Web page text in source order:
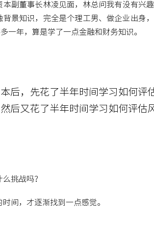
副董事长林凌见面，林总问我有没有兴
景知识，完全是个理工男、做企业出身
一年，算是学了一点金融和财务知识。
后，先花了半年时间学习如何评
然后又花了半年时间学习如何评估
挑战吗？
间，才逐渐找到一点感觉。